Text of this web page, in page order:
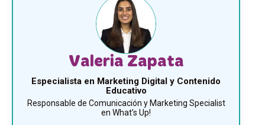
Valeria Zapata
Especialista en Marketing Digital y Contenido
Educativo
Responsable de Comunicación y Marketing Specialist
en What’s Up!